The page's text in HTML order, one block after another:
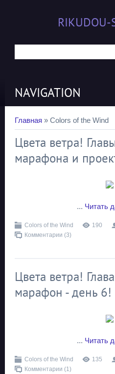
RIKUDOU-
NAVIGATION
Главная » Colors of the Wind
Цвета ветра!
марафона и
... Читать
Colors of the Wind 190
Комментарии (3)
Цвета ветра!
марафон - день 6!
... Читать
Colors of the Wind 135
Комментарии (1)